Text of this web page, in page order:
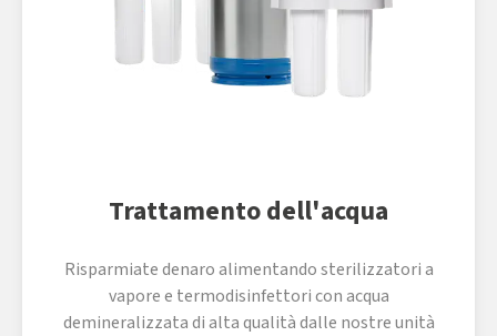
Trattamento dell'acqua
Risparmiate denaro alimentando sterilizzatori a
vapore e termodisinfettori con acqua
demineralizzata di alta qualità dalle nostre unità